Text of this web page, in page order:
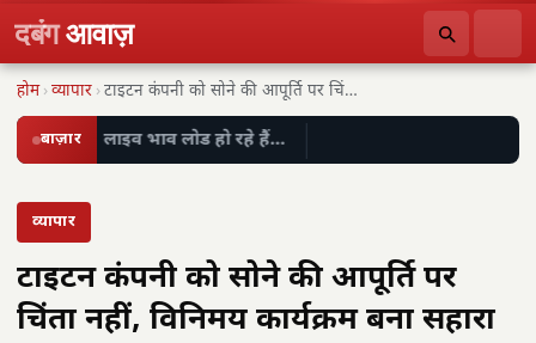
दबंगआवाज़
होम ›व्यापार › टाइटन कंपनी को सोने की आपूर्ति पर चिंता…
बाज़ार लाइव भाव लोड हो रहे हैं…
व्यापार
टाइटन कंपनी को सोने की आपूर्ति पर
चिंता नहीं, विनिमय कार्यक्रम बना सहारा